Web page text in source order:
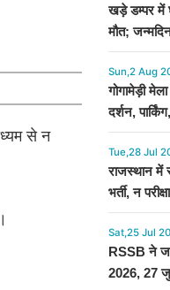
से न
खड़े डम्पर में
मौत;
Sun,2 Aug
गोगामेड़ी
दर्शन,
Tue,28 Jul
राजस्थान में
भर्ती, न
Sat,25 Jul
RSSB ने
2026, 27